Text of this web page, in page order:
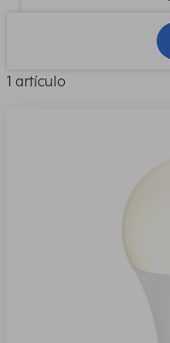
1 artículo